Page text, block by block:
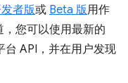
者版或 Beta 版用作
您可以使用最新的
台 API，并在用户发现